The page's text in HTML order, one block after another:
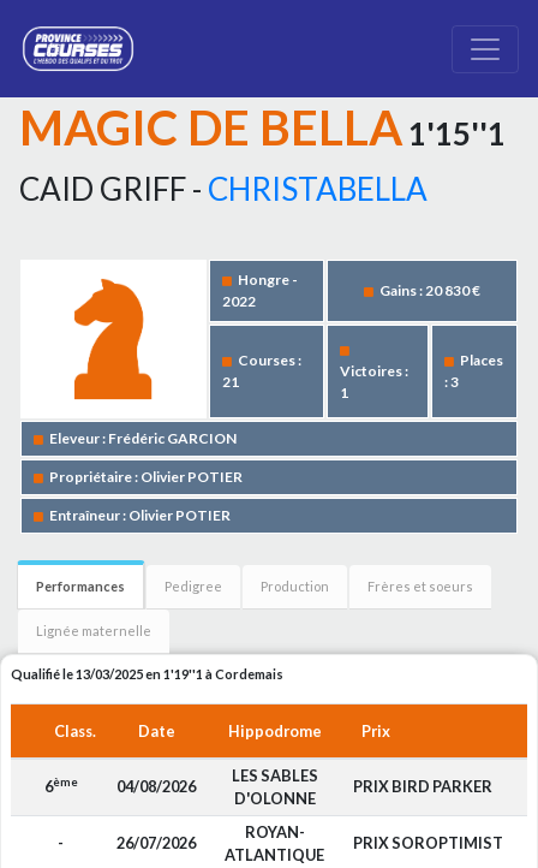
MAGIC DE BELLA 1'15''1
CAID GRIFF - CHRISTABELLA
Hongre -
2022
Gains : 20 830 €
Courses :
21
Victoires :
1
Places
: 3
Eleveur : Frédéric GARCION
Propriétaire : Olivier POTIER
Entraîneur : Olivier POTIER
Performances Pedigree Production Frères et soeurs
Lignée maternelle
Qualifié le 13/03/2025 en 1'19''1 à Cordemais
Class. Date Hippodrome Prix
6ème 04/08/2026
LES SABLES
D'OLONNE
PRIX BIRD PARKER
- 26/07/2026
ROYAN-
ATLANTIQUE
PRIX SOROPTIMIST